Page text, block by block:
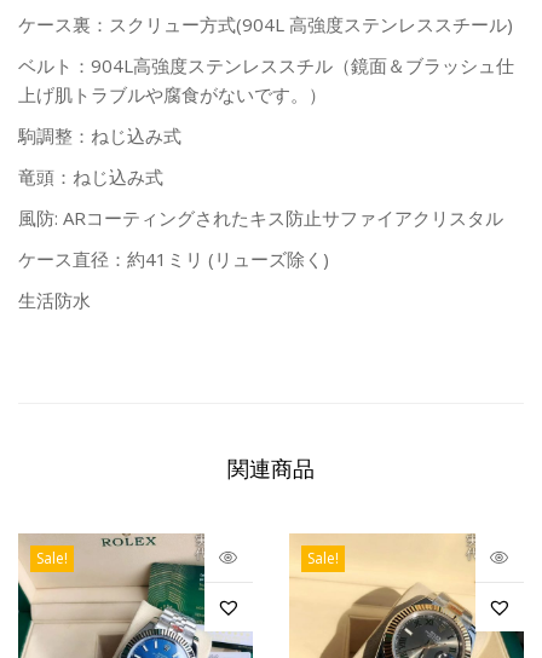
ケース裏：スクリュー方式(904L 高強度ステンレススチール)
ベルト：904L高強度ステンレススチル（鏡面＆ブラッシュ仕
上げ肌トラブルや腐食がないです。）
駒調整：ねじ込み式
竜頭：ねじ込み式
風防: ARコーティングされたキス防止サファイアクリスタル
ケース直径：約41ミリ (リューズ除く)
生活防水
関連商品
Sale! Sale!